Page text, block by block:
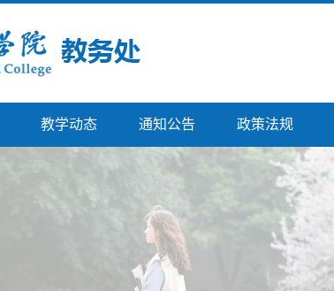
教学动态 通知公告 政策法规